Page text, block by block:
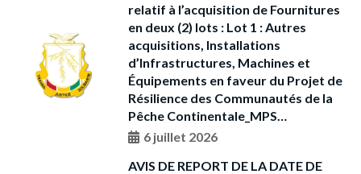
relatif à l’acquisition de Fournitures
en deux (2) lots : Lot 1 : Autres
acquisitions, Installations
d’Infrastructures, Machines et
Équipements en faveur du Projet de
Résilience des Communautés de la
Pêche Continentale_MPS…
6 juillet 2026
AVIS DE REPORT DE LA DATE DE